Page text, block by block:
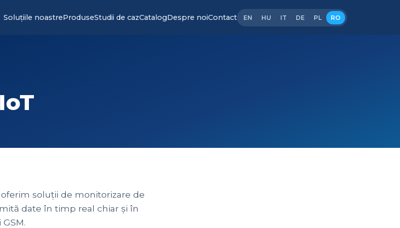
Soluțiile noastreProduseStudii de cazCatalogDespre noiContact EN HU IT DE PL RO
soluții de monitorizare de
date în timp real chiar și în